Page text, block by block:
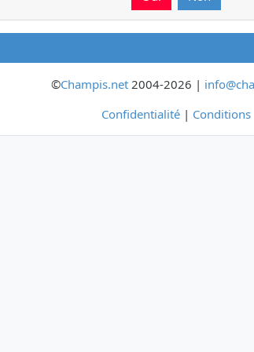
©Champis.net2004-2026 |
Confidentialité | Conditions